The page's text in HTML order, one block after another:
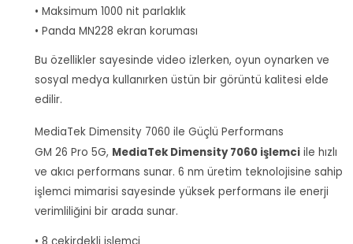
• Maksimum 1000 nit parlaklık
• Panda MN228 ekran koruması
Bu özellikler sayesinde video izlerken, oyun oynarken ve
sosyal medya kullanırken üstün bir görüntü kalitesi elde
edilir.
MediaTek Dimensity 7060 ile Güçlü Performans
GM 26 Pro 5G, MediaTek Dimensity 7060 işlemci ile hızlı
ve akıcı performans sunar. 6 nm üretim teknolojisine sahip
işlemci mimarisi sayesinde yüksek performans ile enerji
verimliliğini bir arada sunar.